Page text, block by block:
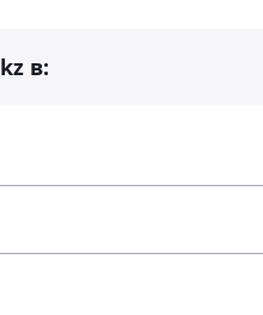
в: